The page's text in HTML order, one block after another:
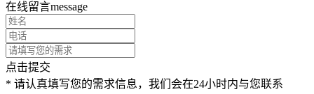
在线留言message
点击提交
* 请认真填写您的需求信息，我们会在24小时内与您联系